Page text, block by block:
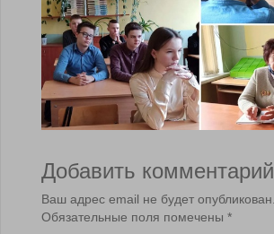
Добавить комментарий
Ваш адрес email не будет опубликован.
Обязательные поля помечены *